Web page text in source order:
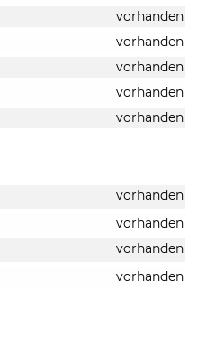
vorhanden
vorhanden
vorhanden
vorhanden
vorhanden
vorhanden
vorhanden
vorhanden
vorhanden